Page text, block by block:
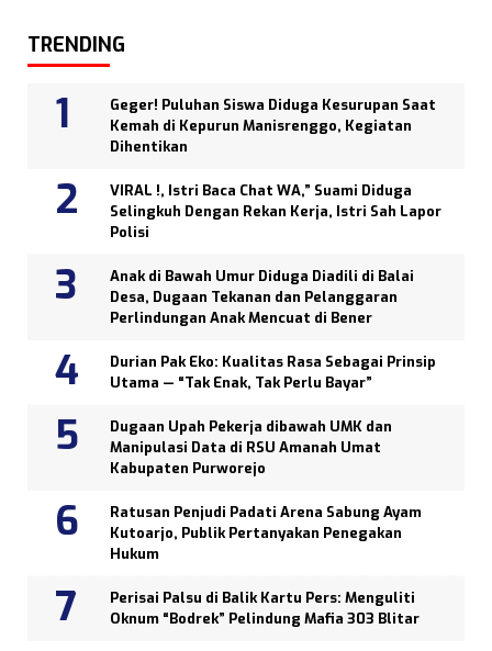
TRENDING
Geger! Puluhan Siswa Diduga Kesurupan Saat
Kemah di Kepurun Manisrenggo, Kegiatan
Dihentikan
VIRAL !, Istri Baca Chat WA,” Suami Diduga
Selingkuh Dengan Rekan Kerja, Istri Sah Lapor
Polisi
Anak di Bawah Umur Diduga Diadili di Balai
Desa, Dugaan Tekanan dan Pelanggaran
Perlindungan Anak Mencuat di Bener
Durian Pak Eko: Kualitas Rasa Sebagai Prinsip
Utama — “Tak Enak, Tak Perlu Bayar”
Dugaan Upah Pekerja dibawah UMK dan
Manipulasi Data di RSU Amanah Umat
Kabupaten Purworejo
Ratusan Penjudi Padati Arena Sabung Ayam
Kutoarjo, Publik Pertanyakan Penegakan
Hukum
Perisai Palsu di Balik Kartu Pers: Menguliti
Oknum “Bodrek” Pelindung Mafia 303 Blitar